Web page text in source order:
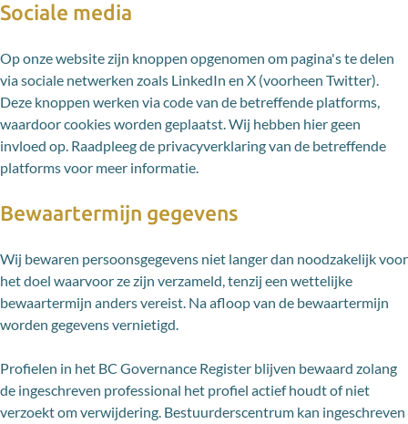
Sociale media
Op onze website zijn knoppen opgenomen om pagina's te delen
via sociale netwerken zoals LinkedIn en X (voorheen Twitter).
Deze knoppen werken via code van de betreffende platforms,
waardoor cookies worden geplaatst. Wij hebben hier geen
invloed op. Raadpleeg de privacyverklaring van de betreffende
platforms voor meer informatie.
Bewaartermijn gegevens
Wij bewaren persoonsgegevens niet langer dan noodzakelijk voor
het doel waarvoor ze zijn verzameld, tenzij een wettelijke
bewaartermijn anders vereist. Na afloop van de bewaartermijn
worden gegevens vernietigd.
Profielen in het BC Governance Register blijven bewaard zolang
de ingeschreven professional het profiel actief houdt of niet
verzoekt om verwijdering. Bestuurderscentrum kan ingeschreven